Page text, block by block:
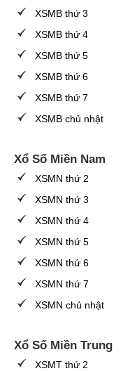
XSMB thứ 3
XSMB thứ 4
XSMB thứ 5
XSMB thứ 6
XSMB thứ 7
XSMB chủ nhật
Xổ Số Miền Nam
XSMN thứ 2
XSMN thứ 3
XSMN thứ 4
XSMN thứ 5
XSMN thứ 6
XSMN thứ 7
XSMN chủ nhật
Xổ Số Miền Trung
XSMT thứ 2